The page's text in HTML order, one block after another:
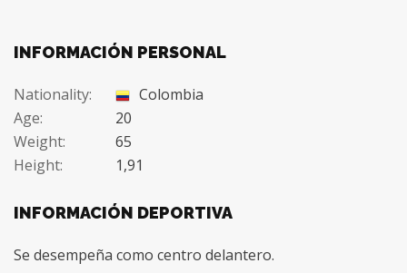
INFORMACIÓN PERSONAL
Nationality:
Colombia
Age:
20
Weight:
65
Height:
1,91
INFORMACIÓN DEPORTIVA
Se desempeña como centro delantero.